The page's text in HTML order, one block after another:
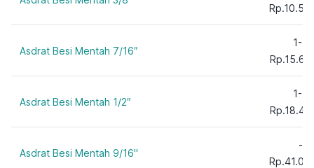
Asdrat Besi Mentah 7/16″
1-5
Asdrat Besi Mentah 1/2″
1-5
Asdrat Besi Mentah 9/16"
-